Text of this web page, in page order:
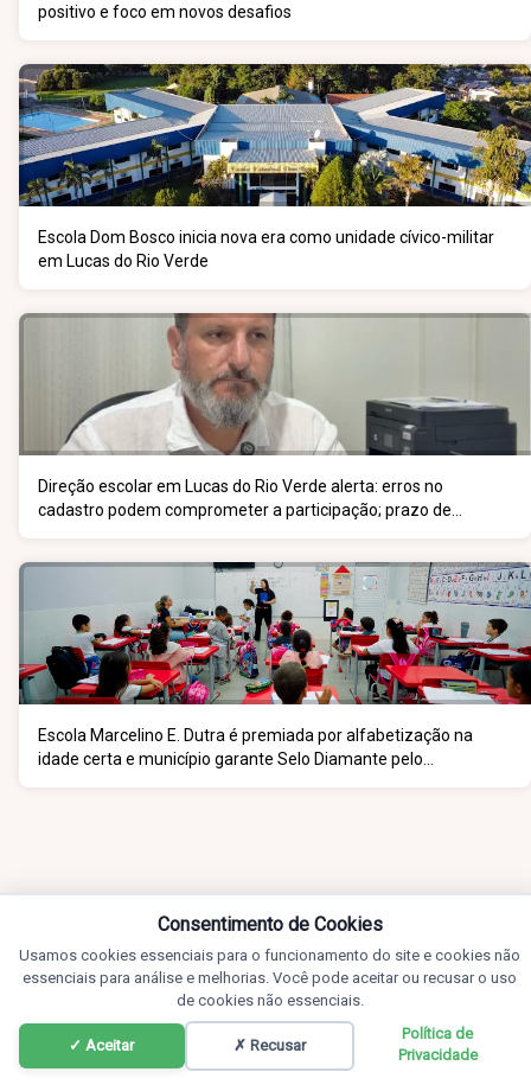
positivo e foco em novos desafios
Escola Dom Bosco inicia nova era como unidade cívico-militar
em Lucas do Rio Verde
Direção escolar em Lucas do Rio Verde alerta: erros no
cadastro podem comprometer a participação; prazo de
Escola Marcelino E. Dutra é premiada por alfabetização na
idade certa e município garante Selo Diamante pelo
Notícias
Consentimento de Cookies
Usamos cookies essenciais para o funcionamento do site e cookies não
essenciais para análise e melhorias. Você pode aceitar ou recusar o uso
de cookies não essenciais.
✓ Aceitar ✗ Recusar
Política de
Privacidade